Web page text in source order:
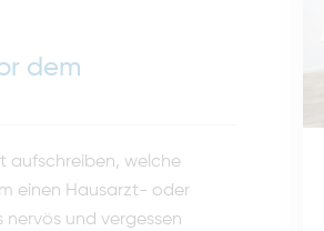
dem
aufschreiben, welche
einen Hausarzt- oder
und vergessen